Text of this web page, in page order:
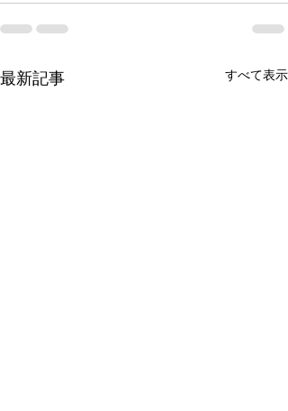
最新記事 すべて表示